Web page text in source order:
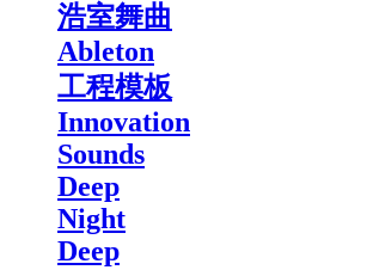
浩室舞曲
Ableton
工程模板
Innovation
Sounds
Deep
Night
Deep